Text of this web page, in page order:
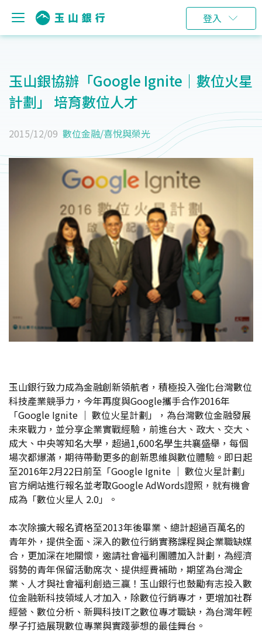
登入
玉山銀協辦「Google Ignite｜數位火星
計劃」 培育數位人才
2015/12/09 數位金融/喜悅與榮光
玉山銀行致力成為金融創新領航者，積極投入強化台灣數位
科技產業競爭力，今年再度與Google攜手合作2016年
「Google Ignite ｜ 數位火星計劃」，為台灣數位金融發展
未來戰力，並分享企業實戰經驗，前進台大、政大、交大、
成大、中央等知名大學，超過1,600名學生共襄盛舉，每個
場次都爆滿，期待帶動更多的創新思維與數位體驗。即日起
至2016年2月22日前至「Google Ignite ｜ 數位火星計劃」
官方網站進行報名並考取Google AdWords證照，就有機會
成為「數位火星人 2.0」。
本次除擴大報名資格至2013年後畢業、總計超過百萬名的
青年外，提供全面、深入的數位行銷實務課程與企業職缺媒
合，更加深在地關懷，邀請社會福利團體加入計劃，為經濟
弱勢的青年保留活動席次、提供經費補助，期望為台灣企
業、人才與社會福利創造三贏！玉山銀行也鼓勵有志投入數
位金融新科技領域人才加入，除數位行銷專才，更增加社群
經營、數位分析、新興科技IT之數位專才職缺，為台灣年輕
學子打造展現數位專業與實踐夢想的最佳舞台。